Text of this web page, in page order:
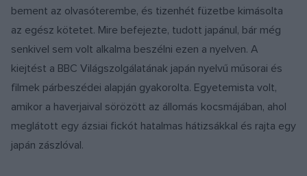
bement az olvasóterembe, és tizenhét füzetbe kimásolta
az egész kötetet. Mire befejezte, tudott japánul, bár még
senkivel sem volt alkalma beszélni ezen a nyelven. A
kiejtést a BBC Világszolgálatának japán nyelvű műsorai és
filmek párbeszédei alapján gyakorolta. Egyetemista volt,
amikor a haverjaival sörözött az állomás kocsmájában, ahol
meglátott egy ázsiai fickót hatalmas hátizsákkal és rajta egy
japán zászlóval.